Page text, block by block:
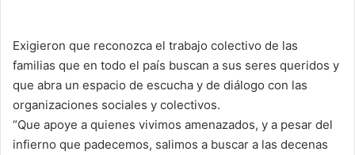
Exigieron que reconozca el trabajo colectivo de las
familias que en todo el país buscan a sus seres queridos y
que abra un espacio de escucha y de diálogo con las
organizaciones sociales y colectivos.
“Que apoye a quienes vivimos amenazados, y a pesar del
infierno que padecemos, salimos a buscar a las decenas